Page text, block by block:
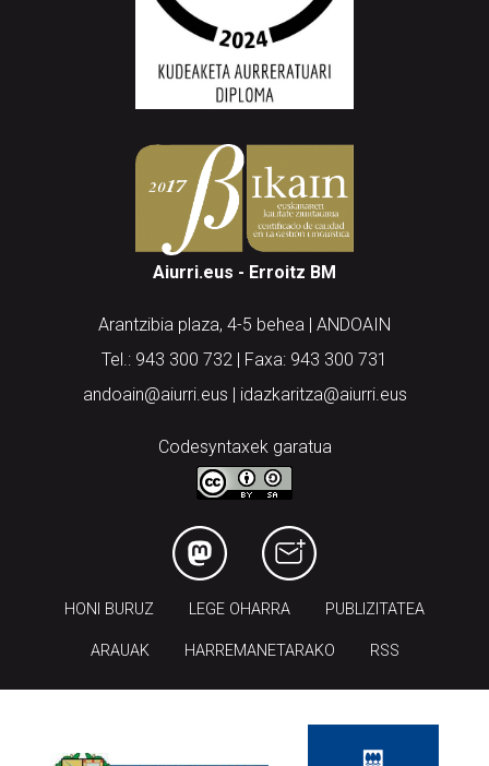
Aiurri.eus - Erroitz BM
Arantzibia plaza, 4-5 behea | ANDOAIN
Tel.: 943 300 732 | Faxa: 943 300 731
andoain@aiurri.eus | idazkaritza@aiurri.eus
Codesyntaxek garatua
LEGE OHARRA
ARAUAK HARREMANETARAKO RSS